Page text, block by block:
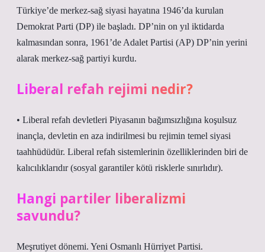
Türkiye’de merkez-sağ siyasi hayatına 1946’da kurulan
Demokrat Parti (DP) ile başladı. DP’nin on yıl iktidarda
kalmasından sonra, 1961’de Adalet Partisi (AP) DP’nin yerini
alarak merkez-sağ partiyi kurdu.
Liberal refah rejimi nedir?
• Liberal refah devletleri Piyasanın bağımsızlığına koşulsuz
inançla, devletin en aza indirilmesi bu rejimin temel siyasi
taahhüdüdür. Liberal refah sistemlerinin özelliklerinden biri de
kalıcılıklarıdır (sosyal garantiler kötü risklerle sınırlıdır).
Hangi partiler liberalizmi
savundu?
Meşrutiyet dönemi. Yeni Osmanlı Hürriyet Partisi.